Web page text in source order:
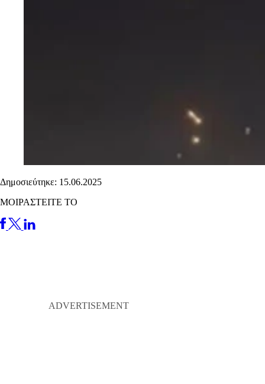
Δημοσιεύτηκε: 15.06.2025
ΜΟΙΡΑΣΤΕΙΤΕ ΤΟ